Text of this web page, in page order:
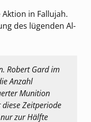
in Fallujah.
des lügenden Al-
Robert Gard im
Anzahl
Munition
Zeitperiode
zur Hälfte